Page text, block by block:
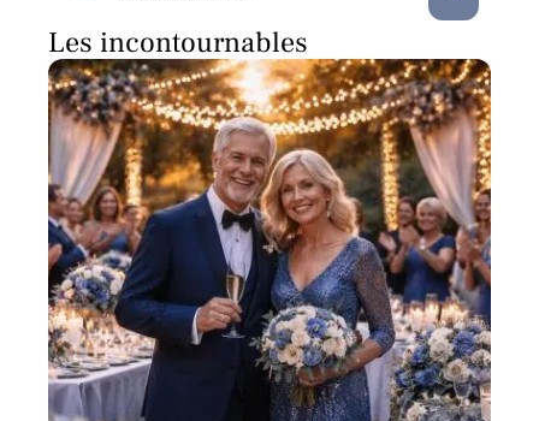
Les incontournables